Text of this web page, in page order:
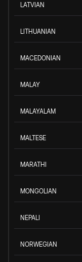
LATVIAN
LITHUANIAN
MACEDONIAN
MALAY
MALAYALAM
MALTESE
MARATHI
MONGOLIAN
NEPALI
NORWEGIAN